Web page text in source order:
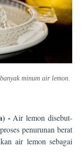
minum air lemon.
-Air lemon disebut-
penurunan berat
air lemon sebagai